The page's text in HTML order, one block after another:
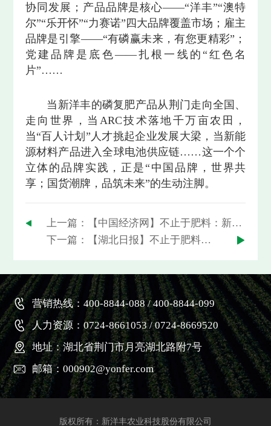
协同发展；产品品牌是核心——“洋丰”“澳特
尔”“乐开怀”“力赛诺”四大品牌覆盖市场；雇主
品牌是引擎——“有磷赢未来，有您更精彩”；
党建品牌是底色——扎根一线的“红色名
片”……
当新洋丰的磷复肥产品从荆门走向全国、
走向世界，当ARC技术落地千万亩农田，
当“百人计划”人才挑起企业发展大梁，当新能
源材料产品进入全球电池供应链……这一个个
立体的品牌实践，正是“中国品牌，世界共
享；国货潮牌，品筑未来”的生动注脚。
上一篇：【中国经济网】不止于肥料：新洋丰品牌生态体系中的协同进化论
下一篇：【湖北日报】不止于肥料：新洋丰品牌生态体系中的协同进化论
营销热线：400-8844-088 / 400-8844-099
人力资源：0724-8661053 / 0724-8669520
地址：湖北省荆门市月亮湖北路附7号
邮箱：000902@yonfer.com
版权所有：新洋丰农业科技股份有限公司